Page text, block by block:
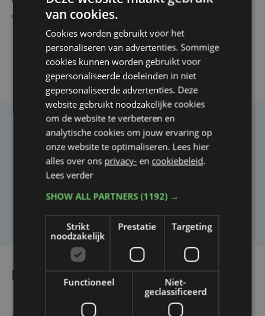
West, dat ook een nieuwe voltijdse gynaecoloog
verwelkomt
Taalfout opgemerkt?
Heb je een taal- of schrijffout opgemerkt in dit
artikel?
Lees ook
van cookies.
Cookies worden gebruikt voor het
personaliseren van advertenties. Sommige
cookies kunnen worden gebruikt voor
gepersonaliseerde doeleinden in niet
gepersonaliseerde advertenties. Deze
website gebruikt noodzakelijke cookies
om de website te verbeteren en
analytische cookies om jouw ervaring op
onze website te optimaliseren. Lees hier
alles over ons privacy- en cookiebeleid.
Lees verder
SHOW ALL PARTNERS(1192) →
Strikt
noodzakelijk
Prestatie Targeting
Functioneel
Niet-
geclassificeerd